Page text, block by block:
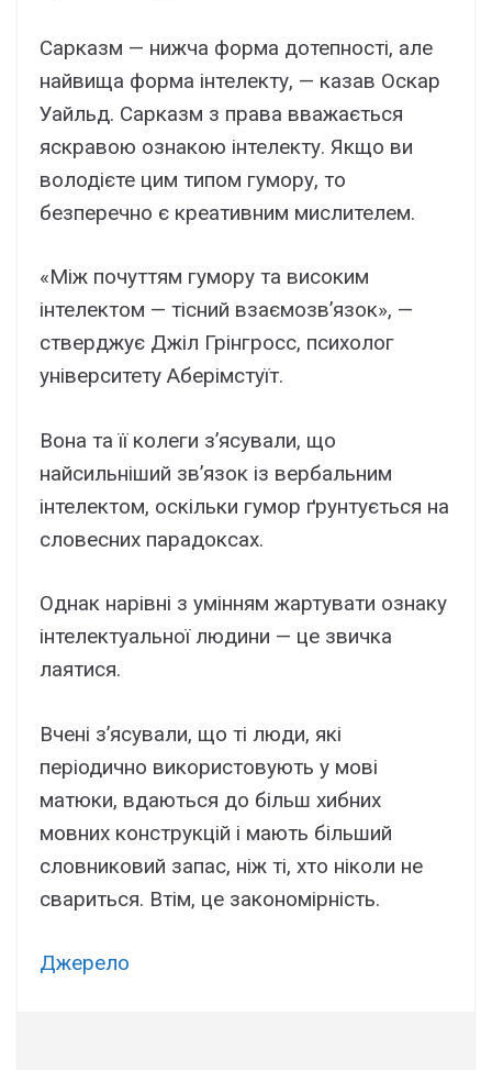
Сарказм — нижча форма дотепності, але
найвища форма інтелекту, — казав Оскар
Уайльд. Сарказм з права вважається
яскравою ознакою інтелекту. Якщо ви
володієте цим типом гумору, то
безперечно є креативним мислителем.
«Між почуттям гумору та високим
інтелектом — тісний взаємозв’язок», —
стверджує Джіл Грінгросс, психолог
університету Аберімстуїт.
Вона та її колеги з’ясували, що
найсильніший зв’язок із вербальним
інтелектом, оскільки гумор ґрунтується на
словесних парадоксах.
Однак нарівні з умінням жартувати ознаку
інтелектуальної людини — це звичка
лаятися.
Вчені з’ясували, що ті люди, які
періодично використовують у мові
матюки, вдаються до більш хибних
мовних конструкцій і мають більший
словниковий запас, ніж ті, хто ніколи не
свариться. Втім, це закономірність.
Джерело